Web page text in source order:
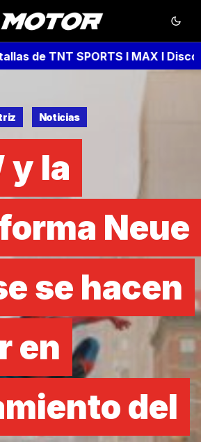
de TNT SPORTS I MAX I
Noticias
y la
Neue
se hacen
en
del